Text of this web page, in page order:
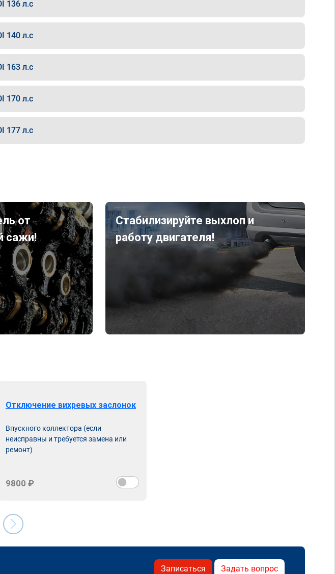
136 л.с
140 л.с
163 л.с
170 л.с
177 л.с
от
сажи!
Стабилизируйте выхлоп и
работу двигателя!
Отключение вихревых заслонок
Впускного коллектора (если
неисправны и требуется замена или
ремонт)
9800 ₽
Записаться Задать вопрос